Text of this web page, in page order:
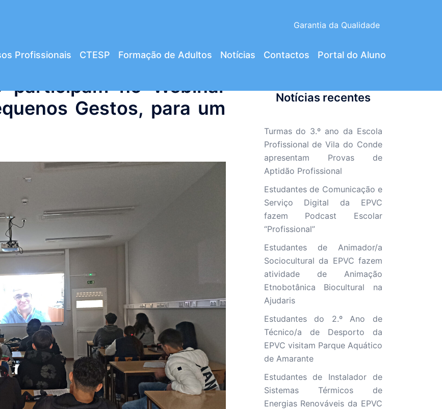
Garantia da Qualidade
Profissionais CTESP Formação de Adultos Notícias Contactos Portal do Aluno
participam no Webinar
Gestos, para um
Notícias recentes
Turmas do 3.º ano da Escola
Profissional de Vila do Conde
apresentam Provas de
Aptidão Profissional
Estudantes de Comunicação e
Serviço Digital da EPVC
fazem Podcast Escolar
“Profissional”
Estudantes de Animador/a
Sociocultural da EPVC fazem
atividade de Animação
Etnobotânica Biocultural na
Ajudaris
Estudantes do 2.º Ano de
Técnico/a de Desporto da
EPVC visitam Parque Aquático
de Amarante
Estudantes de Instalador de
Sistemas Térmicos de
Energias Renováveis da EPVC